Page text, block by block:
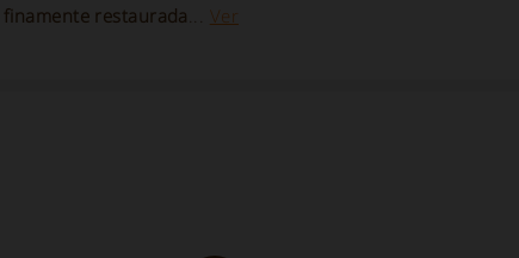
finamente restaurada... Ver